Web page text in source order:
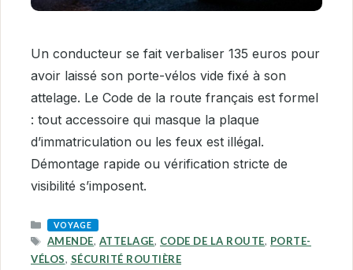
Un conducteur se fait verbaliser 135 euros pour
avoir laissé son porte-vélos vide fixé à son
attelage. Le Code de la route français est formel
: tout accessoire qui masque la plaque
d’immatriculation ou les feux est illégal.
Démontage rapide ou vérification stricte de
visibilité s’imposent.
CATEGORIES
VOYAGE
TAGS
AMENDE, ATTELAGE, CODE DE LA ROUTE, PORTE-
VÉLOS, SÉCURITÉ ROUTIÈRE